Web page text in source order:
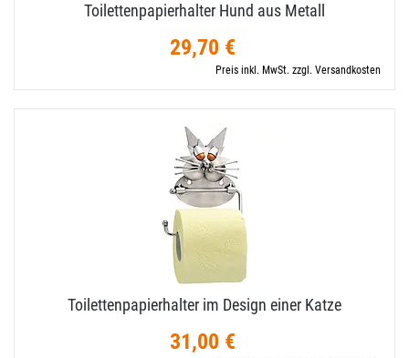
Toilettenpapierhalter Hund aus Metall
29,70 €
Preis inkl. MwSt. zzgl. Versandkosten
Toilettenpapierhalter im Design einer Katze
31,00 €